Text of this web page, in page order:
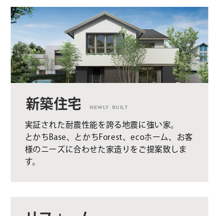
新築住宅 NEWLY BUILT
実証された耐震性能を誇る地震に強い家。
とかちBase、とかちForest、ecoホーム、お客
様のニーズに合わせた家造りをご提案致しま
す。